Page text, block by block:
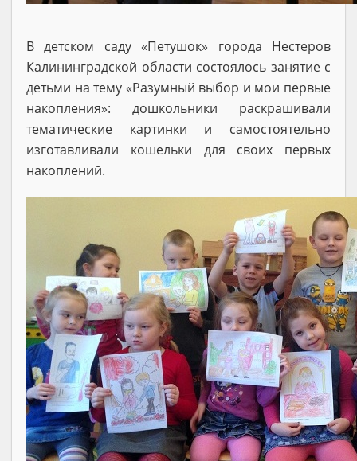
В детском саду «Петушок» города Нестеров
Калининградской области состоялось занятие с
детьми на тему «Разумный выбор и мои первые
накопления»: дошкольники раскрашивали
тематические картинки и самостоятельно
изготавливали кошельки для своих первых
накоплений.